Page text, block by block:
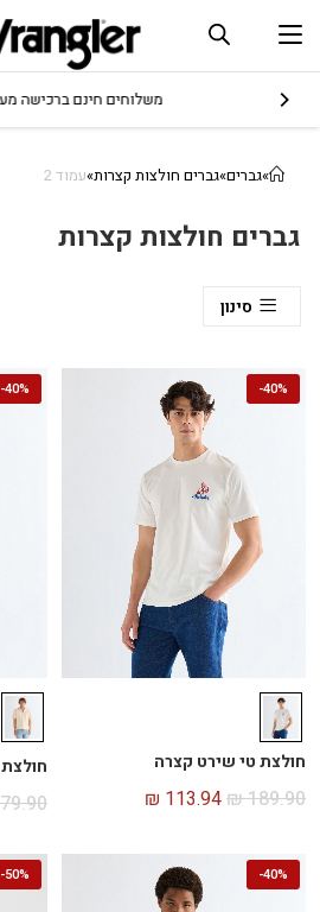
משלוחים חינם ברכישה מעל 249.90
»גברים»גברים חולצות קצרות»עמוד 2
גברים חולצות קצרות
סינון
40%
-
חולצת טי שירט קצרה
₪189.90
₪ 113.94
40%
-
40%
-
50%
-